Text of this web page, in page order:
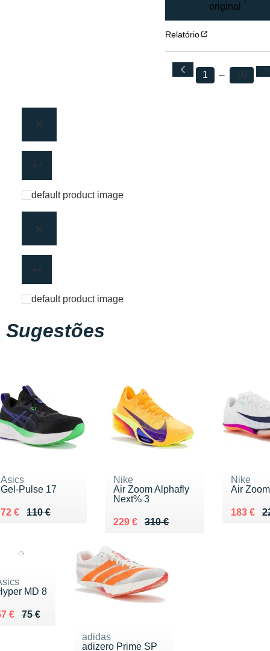
original
Relatório
1 10
Sugestões
Asics
Gel-Pulse 17
110 €
Au lieu de 110 €
72 €
Vendu 72 €
Nike
Air Zoom Alphafly
Next% 3
310 €
Au lieu de 310 €
229 €
Vendu 229 €
Nike
Air
Au lieu
183 €
Vendu
MD 8
75 €
lieu de 75 €
€ 57 €
adidas
adizero Prime SP